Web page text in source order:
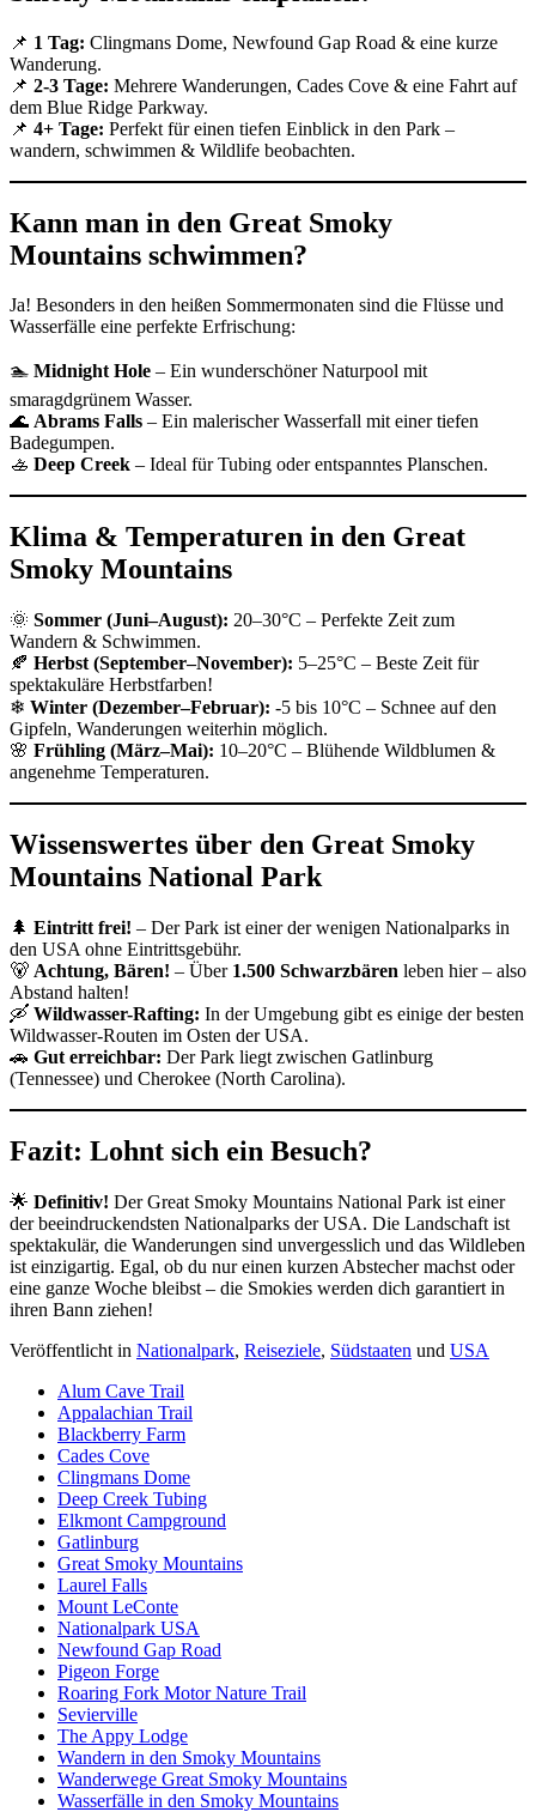
📌 1 Tag: Clingmans Dome, Newfound Gap Road & eine kurze
Wanderung.
📌 2-3 Tage: Mehrere Wanderungen, Cades Cove & eine Fahrt auf
dem Blue Ridge Parkway.
📌 4+ Tage: Perfekt für einen tiefen Einblick in den Park –
wandern, schwimmen & Wildlife beobachten.
Kann man in den Great Smoky
Mountains schwimmen?
Ja! Besonders in den heißen Sommermonaten sind die Flüsse und
Wasserfälle eine perfekte Erfrischung:
🏊 Midnight Hole – Ein wunderschöner Naturpool mit
smaragdgrünem Wasser.
🌊 Abrams Falls – Ein malerischer Wasserfall mit einer tiefen
Badegumpen.
🚣 Deep Creek – Ideal für Tubing oder entspanntes Planschen.
Klima & Temperaturen in den Great
Smoky Mountains
🌞 Sommer (Juni–August): 20–30°C – Perfekte Zeit zum
Wandern & Schwimmen.
🍂 Herbst (September–November): 5–25°C – Beste Zeit für
spektakuläre Herbstfarben!
❄ Winter (Dezember–Februar): -5 bis 10°C – Schnee auf den
Gipfeln, Wanderungen weiterhin möglich.
🌸 Frühling (März–Mai): 10–20°C – Blühende Wildblumen &
angenehme Temperaturen.
Wissenswertes über den Great Smoky
Mountains National Park
🌲 Eintritt frei! – Der Park ist einer der wenigen Nationalparks in
den USA ohne Eintrittsgebühr.
🐻 Achtung, Bären! – Über 1.500 Schwarzbären leben hier – also
Abstand halten!
🛶 Wildwasser-Rafting: In der Umgebung gibt es einige der besten
Wildwasser-Routen im Osten der USA.
🚗 Gut erreichbar: Der Park liegt zwischen Gatlinburg
(Tennessee) und Cherokee (North Carolina).
Fazit: Lohnt sich ein Besuch?
🌟 Definitiv! Der Great Smoky Mountains National Park ist einer
der beeindruckendsten Nationalparks der USA. Die Landschaft ist
spektakulär, die Wanderungen sind unvergesslich und das Wildleben
ist einzigartig. Egal, ob du nur einen kurzen Abstecher machst oder
eine ganze Woche bleibst – die Smokies werden dich garantiert in
ihren Bann ziehen!
Veröffentlicht in Nationalpark, Reiseziele, Südstaaten und USA
Alum Cave Trail
Appalachian Trail
Blackberry Farm
Cades Cove
Clingmans Dome
Deep Creek Tubing
Elkmont Campground
Gatlinburg
Great Smoky Mountains
Laurel Falls
Mount LeConte
Nationalpark USA
Newfound Gap Road
Pigeon Forge
Roaring Fork Motor Nature Trail
Sevierville
The Appy Lodge
Wandern in den Smoky Mountains
Wanderwege Great Smoky Mountains
Wasserfälle in den Smoky Mountains